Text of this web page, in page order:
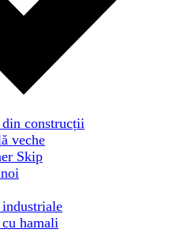
din construcții
veche
Skip
industriale
hamali